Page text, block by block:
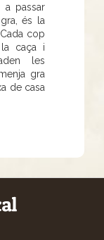
passar
és la
. Cada cop
caça i
les
gra
de casa